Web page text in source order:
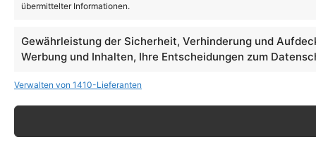
übermittelter Informationen.
Gewährleistung der Sicherheit, Verhinderung und
Werbung und Inhalten, Ihre Entscheidungen zum
Verwalten von 1410-Lieferanten